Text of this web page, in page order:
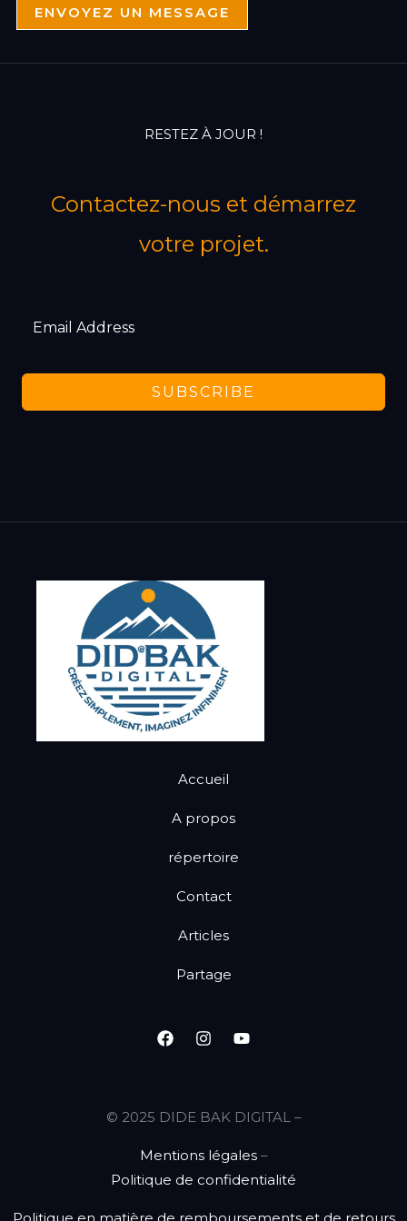
ENVOYEZ UN MESSAGE
RESTEZ À JOUR !
Contactez-nous et démarrez
votre projet.
SUBSCRIBE
Accueil
A propos
répertoire
Contact
Articles
Partage
© 2025 DIDE BAK DIGITAL –
Mentions légales–
Politique de confidentialité